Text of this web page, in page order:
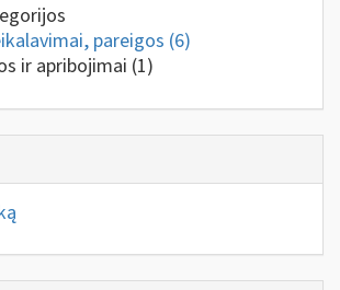
pareigos (6)
ir apribojimai (1)